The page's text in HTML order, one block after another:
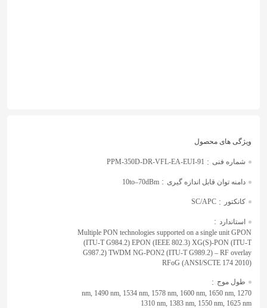
شماره فنی :
PPM-350D-DR-VFL-EA-EUI-91
دامنه توان قابل اندازه گیری :
10to–70dBm
کانکتور :
SC/APC
استاندارد :
Multiple PON technologies supported on a single unit GPON
(ITU-T G984.2) EPON (IEEE 802.3) XG(S)-PON (ITU-T
G987.2) TWDM NG-PON2 (ITU-T G989.2) – RF overlay
RFoG (ANSI/SCTE 174 2010)
طول موج :
1270 nm, 1490 nm, 1534 nm, 1578 nm, 1600 nm, 1650 nm,
1310 nm, 1383 nm, 1550 nm, 1625 nm